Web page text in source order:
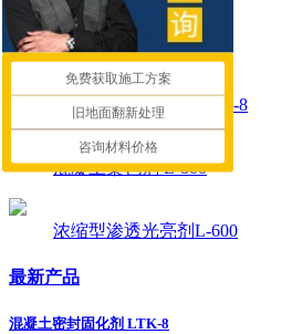
推荐产品
混凝土密封固化剂 LTK-8
混凝土染色剂 L-800
浓缩型渗透光亮剂L-600
最新产品
混凝土密封固化剂 LTK-8
免费获取施工方案
旧地面翻新处理
咨询材料价格